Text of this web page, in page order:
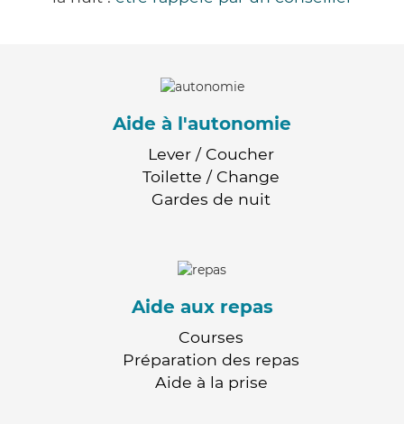
Aide à l'autonomie
Lever / Coucher
Toilette / Change
Gardes de nuit
Aide aux repas
Courses
Préparation des repas
Aide à la prise